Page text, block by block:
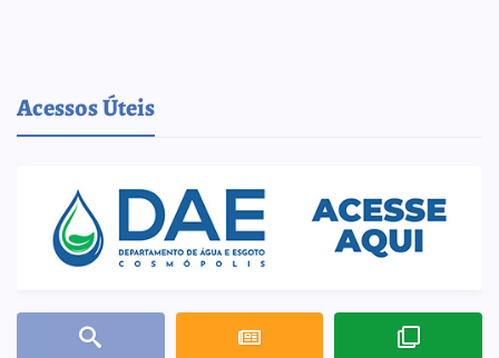
Acessos Úteis